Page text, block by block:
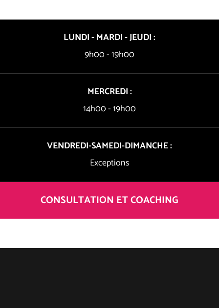
LUNDI - MARDI - JEUDI :
9h00 - 19h00
MERCREDI :
14h00 - 19h00
VENDREDI-SAMEDI-DIMANCHE :
Exceptions
CONSULTATION ET COACHING